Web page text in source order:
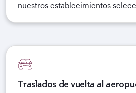
nuestros establecimientos
Traslados de vuelta al